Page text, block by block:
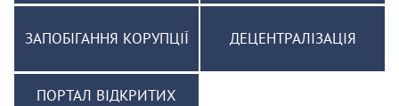
ЗАПОБІГАННЯ КОРУПЦІЇ ДЕЦЕНТРАЛІЗАЦІЯ
ПОРТАЛ ВІДКРИТИХ